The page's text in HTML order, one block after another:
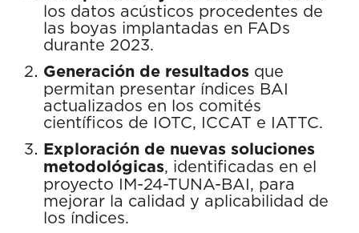
los datos acústicos procedentes de
las boyas implantadas en FADs
durante 2023.
Generación de resultados que
permitan presentar índices BAI
actualizados en los comités
científicos de IOTC, ICCAT e IATTC.
Exploración de nuevas soluciones
metodológicas, identificadas en el
proyecto IM-24-TUNA-BAI, para
mejorar la calidad y aplicabilidad de
los índices.